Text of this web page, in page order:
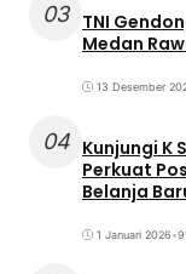
03 TNI
Medan
13 Desember
04 Kunjungi K
Perkuat
Belanja
1 Januari 2026•